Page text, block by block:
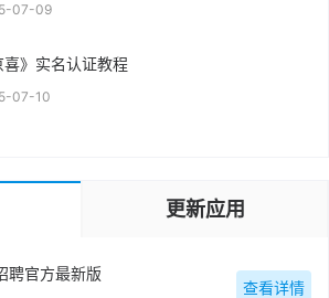
07-09
喜》实名认证教程
07-10
更新应用
聘官方最新版
查看详情